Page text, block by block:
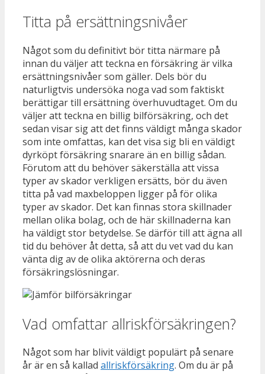
Titta på ersättningsnivåer
Något som du definitivt bör titta närmare på
innan du väljer att teckna en försäkring är vilka
ersättningsnivåer som gäller. Dels bör du
naturligtvis undersöka noga vad som faktiskt
berättigar till ersättning överhuvudtaget. Om du
väljer att teckna en billig bilförsäkring, och det
sedan visar sig att det finns väldigt många skador
som inte omfattas, kan det visa sig bli en väldigt
dyrköpt försäkring snarare än en billig sådan.
Förutom att du behöver säkerställa att vissa
typer av skador verkligen ersätts, bör du även
titta på vad maxbeloppen ligger på för olika
typer av skador. Det kan finnas stora skillnader
mellan olika bolag, och de här skillnaderna kan
ha väldigt stor betydelse. Se därför till att ägna all
tid du behöver åt detta, så att du vet vad du kan
vänta dig av de olika aktörerna och deras
försäkringslösningar.
Vad omfattar allriskförsäkringen?
Något som har blivit väldigt populärt på senare
år är en så kallad allriskförsäkring. Om du är på